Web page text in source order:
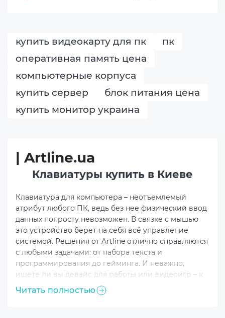
купить видеокарту для пк
пк
оперативная память цена
компьютерные корпуса
купить сервер
блок питания цена
купить монитор украина
| Artline.ua
Клавиатуры купить в Киеве
Клавиатура для компьютера – неотъемлемый
атрибут любого ПК, ведь без нее физический ввод
данных попросту невозможен. В связке с мышью
это устройство берет на себя всё управление
системой. Решения от Artline отлично справляются
с любыми задачами: от набора текста и
программирования до гейминга. И неважно,
ищете ли вы девайс для работы или видеоигр – к
выбору этого инструмента стоит подходить
максимально ответственно.
Читать полностью